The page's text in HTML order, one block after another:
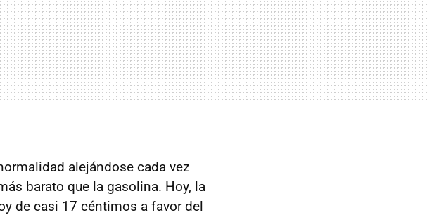
alejándose cada vez
barato que la gasolina. Hoy, la
de casi 17 céntimos a favor del